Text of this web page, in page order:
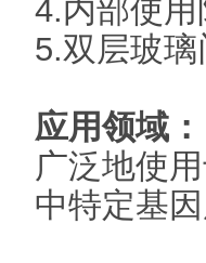
4.内部使
5.双层玻
应用领域：
广泛地使
中特定基